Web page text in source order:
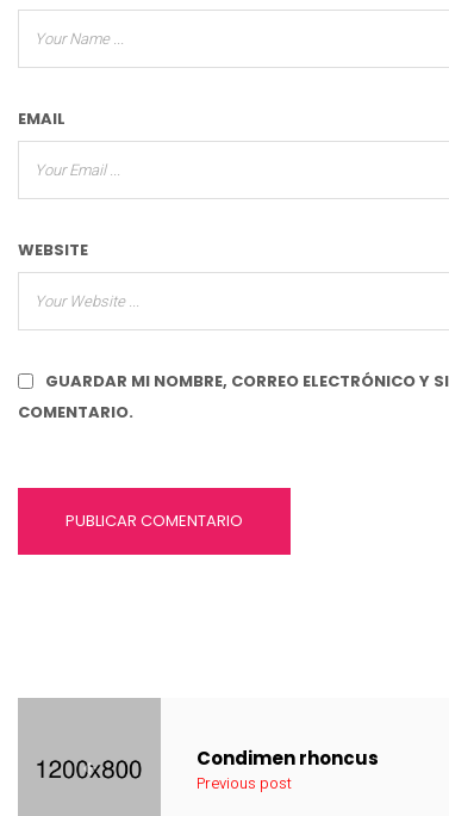
EMAIL
WEBSITE
GUARDAR MI NOMBRE, CORREO ELECTRÓNICO Y
COMENTARIO.
Condimen rhoncus
Previous post